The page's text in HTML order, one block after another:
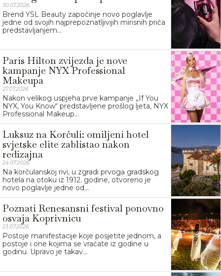
30.07.2026.
Brend YSL Beauty započinje novo poglavlje
jedne od svojih najprepoznatljivijih mirisnih priča
predstavljanjem...
Paris Hilton zvijezda je nove
kampanje NYX Professional
Makeupa
27.07.2026.
Nakon velikog uspjeha prve kampanje „If You
NYX, You Know“ predstavljene prošlog ljeta, NYX
Professional Makeup...
Luksuz na Korčuli: omiljeni hotel
svjetske elite zablistao nakon
redizajna
24.07.2026.
Na korčulanskoj rivi, u zgradi prvoga gradskog
hotela na otoku iz 1912. godine, otvoreno je
novo poglavlje jedne od...
Poznati Renesansni festival ponovno
osvaja Koprivnicu
23.07.2026.
Postoje manifestacije koje posjetite jednom, a
postoje i one kojima se vraćate iz godine u
godinu. Upravo je takav...